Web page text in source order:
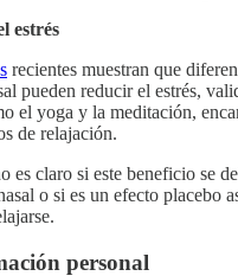
estrés
recientes muestran que
pueden reducir el estrés,
el yoga y la meditación,
de relajación.
es claro si este beneficio se
o si es un efecto placebo
personal